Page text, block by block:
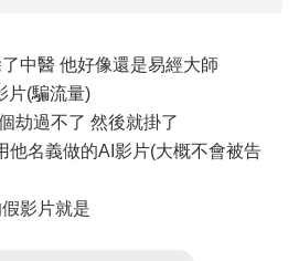
中醫 他好像還是易經大師
片(騙流量)
劫過不了 然後就掛了
他名義做的AI影片(大概不會被告
影片就是